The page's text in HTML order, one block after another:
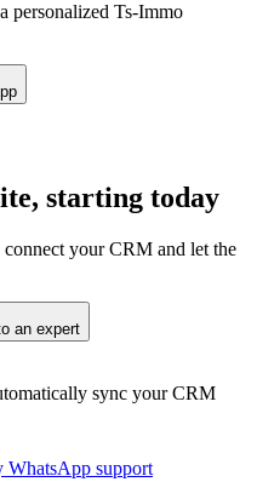
personalized Ts-Immo
starting today
your CRM and let the
an expert
sync your CRM
WhatsApp support